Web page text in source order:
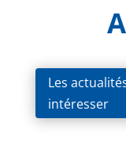
Les
intéresser